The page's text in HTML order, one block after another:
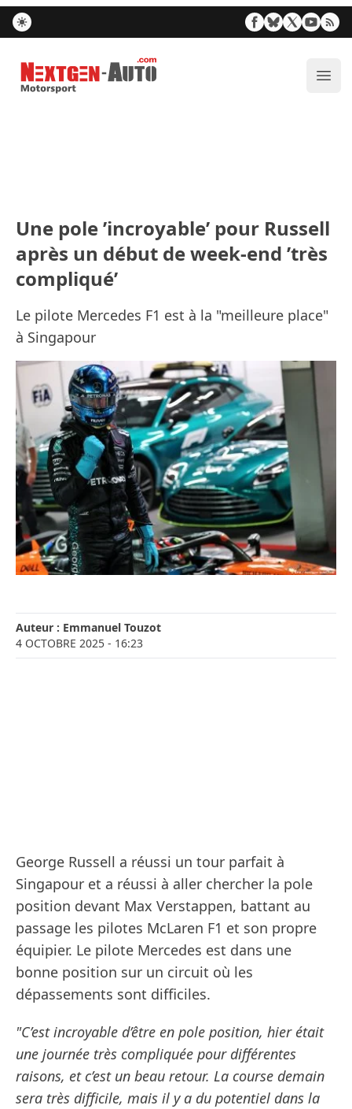
Nextgen-Auto.com
Une pole ’incroyable’ pour Russell
après un début de week-end ’très
compliqué’
Le pilote Mercedes F1 est à la "meilleure place"
à Singapour
Auteur : Emmanuel Touzot
4 OCTOBRE 2025 - 16:23
George Russell a réussi un tour parfait à
Singapour et a réussi à aller chercher la pole
position devant Max Verstappen, battant au
passage les pilotes McLaren F1 et son propre
équipier. Le pilote Mercedes est dans une
bonne position sur un circuit où les
dépassements sont difficiles.
"C’est incroyable d’être en pole position, hier était
une journée très compliquée pour différentes
raisons, et c’est un beau retour. La course demain
sera très difficile, mais il y a du potentiel dans la